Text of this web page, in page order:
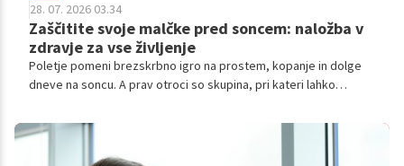
28. 07. 2026 03.34
Zaščitite svoje malčke pred soncem: naložba v
zdravje za vse življenje
Poletje pomeni brezskrbno igro na prostem, kopanje in dolge
dneve na soncu. A prav otroci so skupina, pri kateri lahko